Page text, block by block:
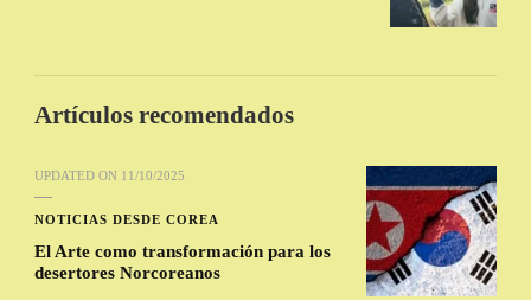
Artículos recomendados
UPDATED ON 11/10/2025
NOTICIAS DESDE COREA
El Arte como transformación para los
desertores Norcoreanos